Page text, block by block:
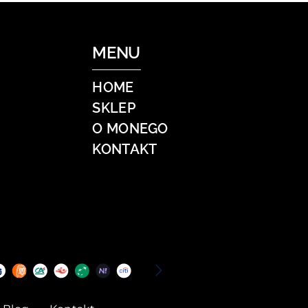
MENU
HOME
SKLEP
O MONEGO
KONTAKT